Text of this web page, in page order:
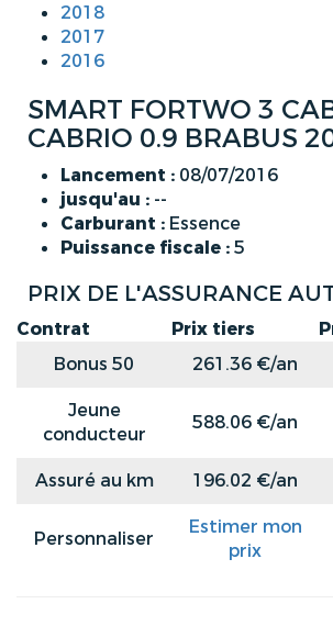
2018
2017
2016
SMART FORTWO 3
CABRIO 0.9 BRABUS
Lancement : 08/07/2016
jusqu'au : --
Carburant : Essence
Puissance fiscale :5
PRIX DE L'ASSURANCE
Contrat Prix tiers
Bonus 50
261.36 €/an
Jeune
conducteur
588.06 €/an
Assuré au km
196.02 €/an
Personnaliser
Estimer mon
prix